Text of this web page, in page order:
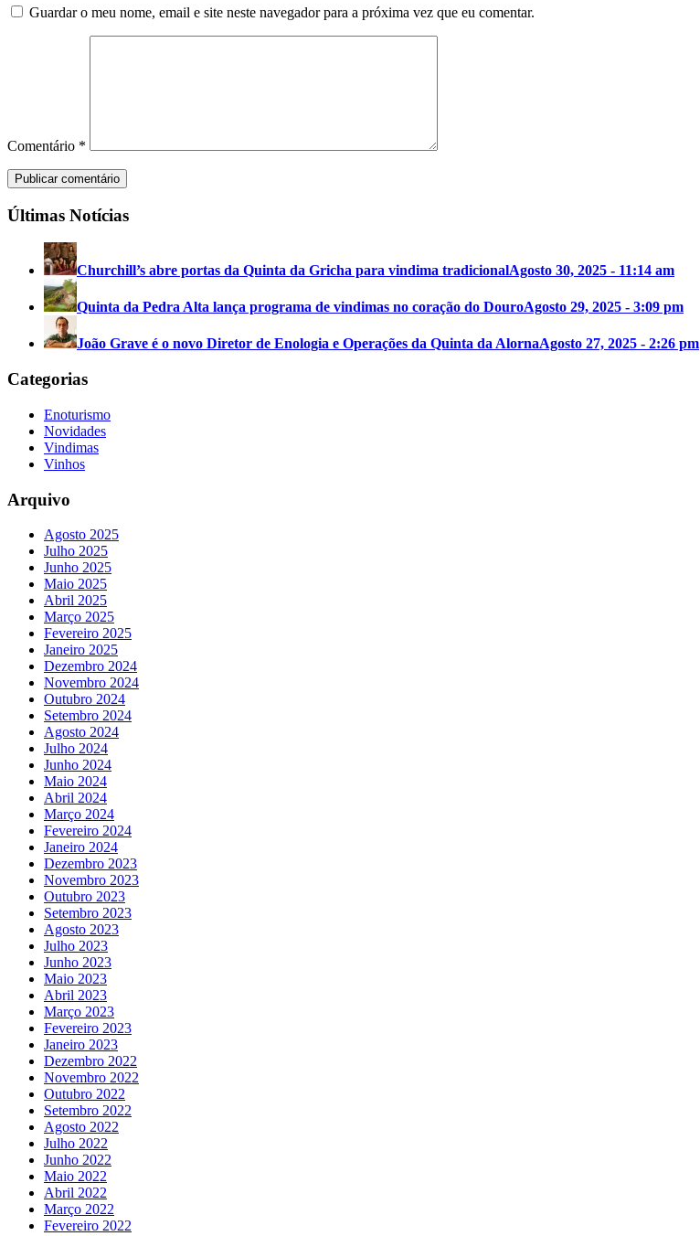
Guardar o meu nome, email e site neste navegador para a próxima vez que eu comentar.
Comentário *
Últimas Notícias
Churchill’s abre portas da Quinta da Gricha para vindima tradicionalAgosto 30, 2025 - 11:14 am
Quinta da Pedra Alta lança programa de vindimas no coração do DouroAgosto 29, 2025 - 3:09 pm
João Grave é o novo Diretor de Enologia e Operações da Quinta da AlornaAgosto 27, 2025 - 2:26 pm
Categorias
Enoturismo
Novidades
Vindimas
Vinhos
Arquivo
Agosto 2025
Julho 2025
Junho 2025
Maio 2025
Abril 2025
Março 2025
Fevereiro 2025
Janeiro 2025
Dezembro 2024
Novembro 2024
Outubro 2024
Setembro 2024
Agosto 2024
Julho 2024
Junho 2024
Maio 2024
Abril 2024
Março 2024
Fevereiro 2024
Janeiro 2024
Dezembro 2023
Novembro 2023
Outubro 2023
Setembro 2023
Agosto 2023
Julho 2023
Junho 2023
Maio 2023
Abril 2023
Março 2023
Fevereiro 2023
Janeiro 2023
Dezembro 2022
Novembro 2022
Outubro 2022
Setembro 2022
Agosto 2022
Julho 2022
Junho 2022
Maio 2022
Abril 2022
Março 2022
Fevereiro 2022